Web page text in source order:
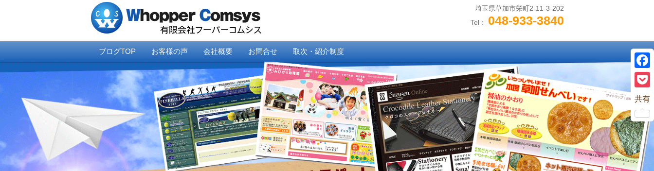
埼玉県草加市栄町2-11-3-202
Tel： 048-933-3840
ブログTOP お客様の声 会社概要 お問合せ 取次・紹介制度
共有